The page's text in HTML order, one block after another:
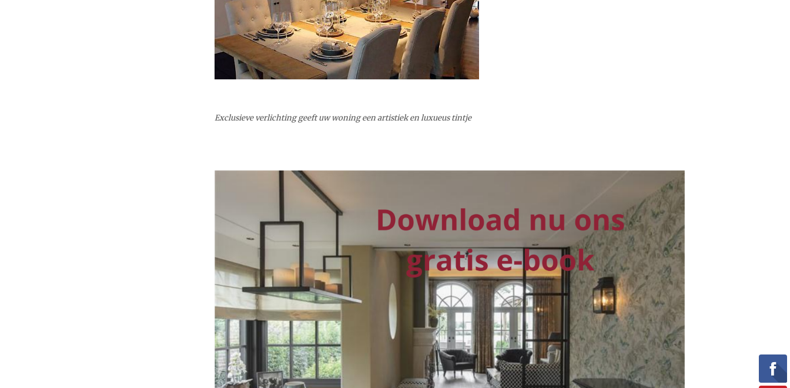
Exclusieve verlichting geeft uw woning een artistiek en luxueus tintje